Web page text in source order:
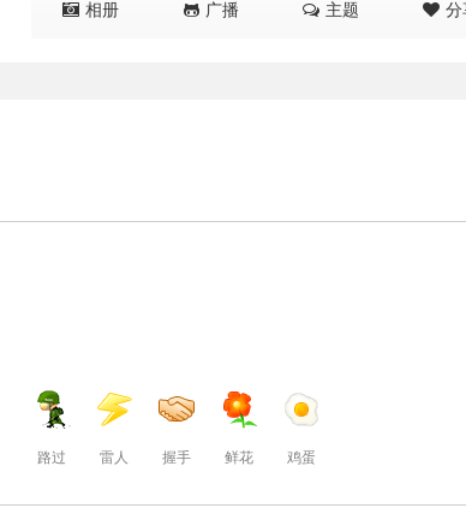
相册 广播 主题 分
路过 雷人 握手 鲜花 鸡蛋